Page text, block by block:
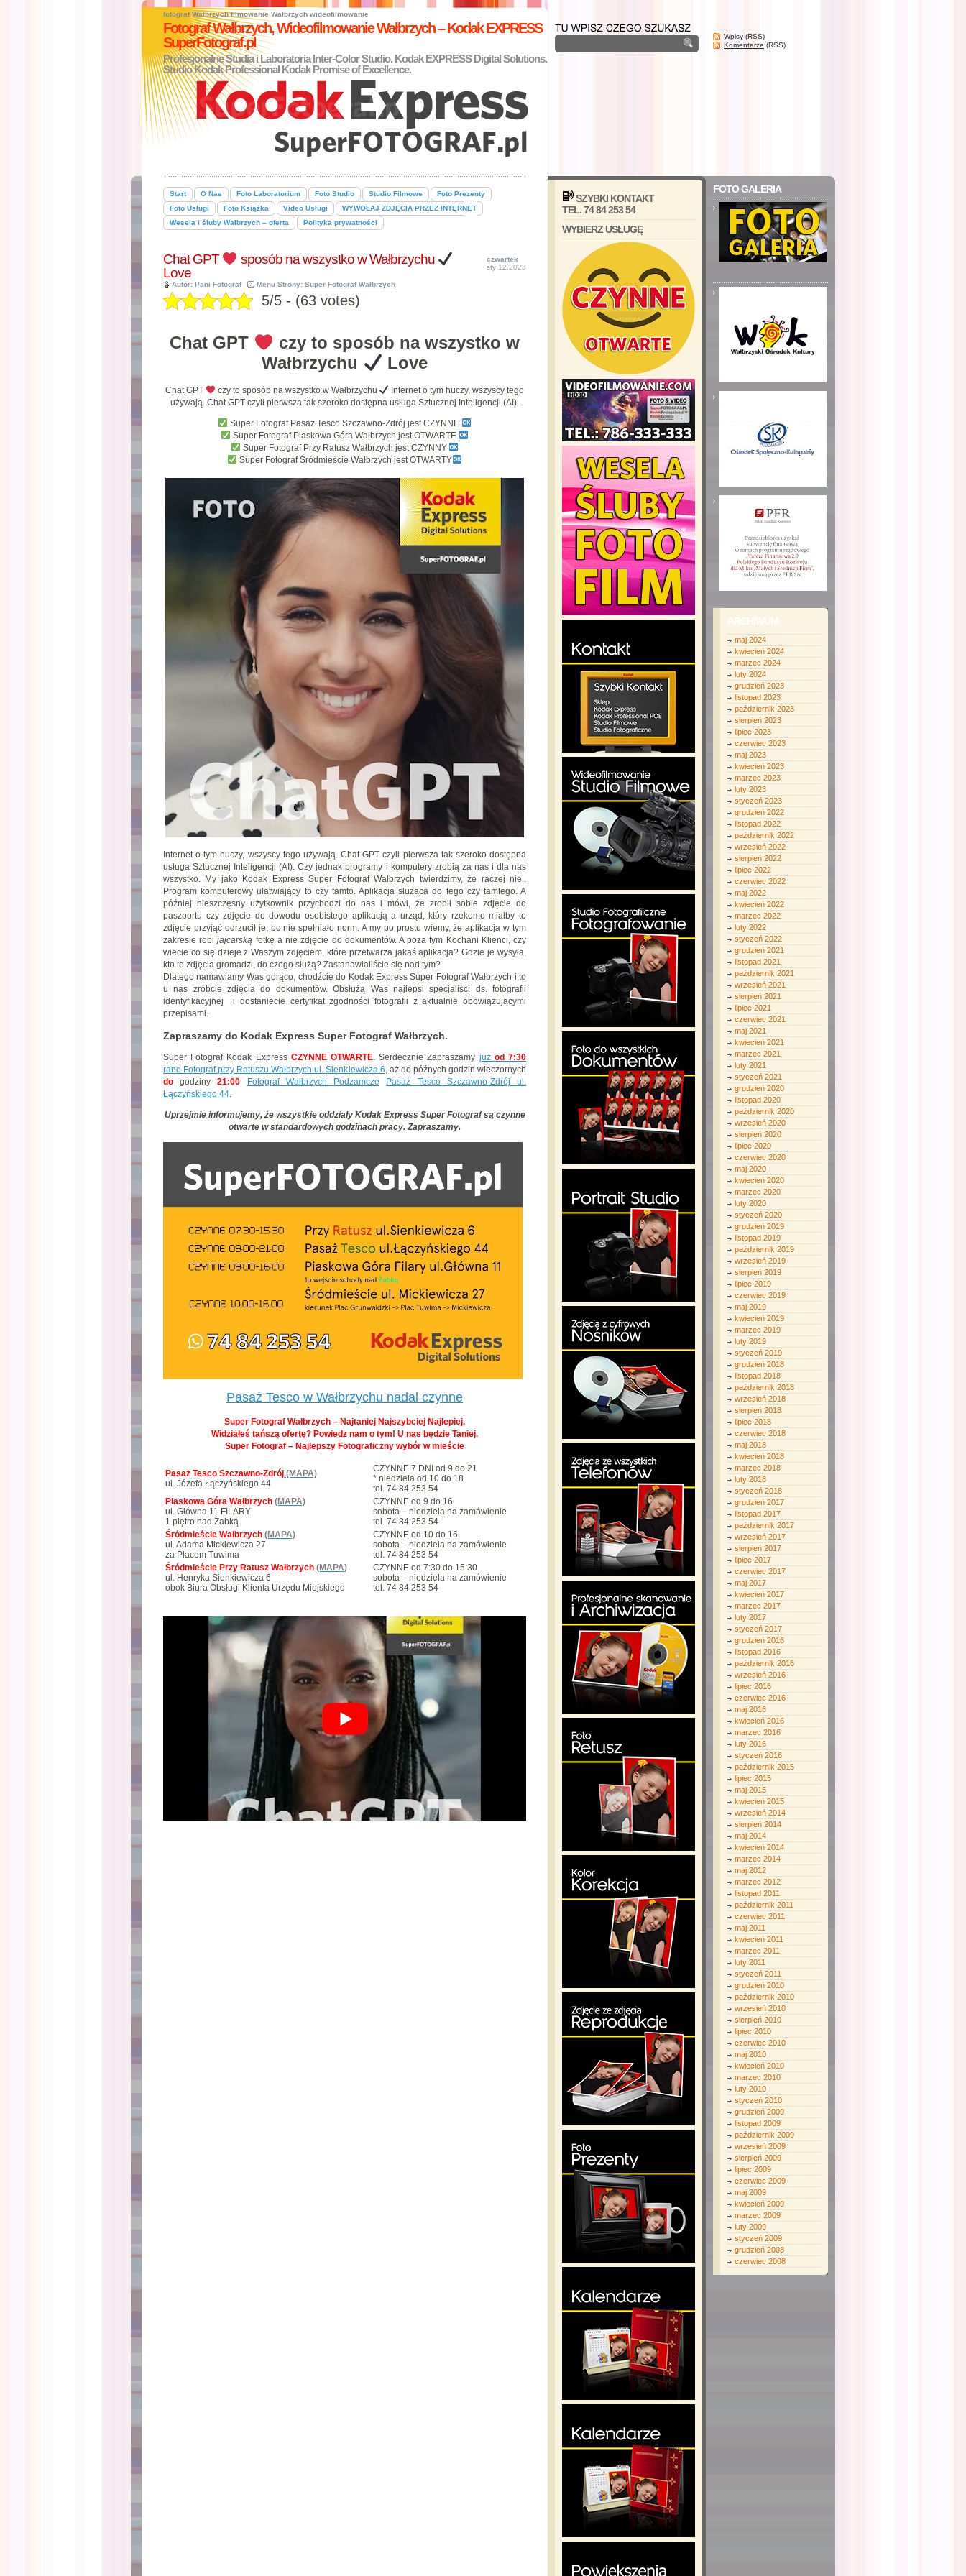
fotograf Wałbrzych filmowanie Wałbrzych wideofilmowanie
Fotograf Wałbrzych, Wideofilmowanie Wałbrzych – Kodak EXPRESS
SuperFotograf.pl
Profesjonalne Studia i Laboratoria Inter-Color Studio. Kodak EXPRESS Digital Solutions.
Studio Kodak Professional Kodak Promise of Excellence.
Wpisy (RSS)
Komentarze (RSS)
Start O Nas Foto Laboratorium Foto Studio Studio Filmowe
Foto Prezenty
Foto Usługi
Foto Książka Video Usługi
WYWOŁAJ ZDJĘCIA PRZEZ INTERNET
Wesela i śluby Wałbrzych – oferta
Polityka prywatności
Chat GPT
sposób na wszystko w Wałbrzychu
Love
Autor: Pani Fotograf Menu Strony: Super Fotograf Wałbrzych
czwartek
sty 12,2023
5/5 - (63 votes)
Chat GPT
czy to sposób na wszystko w
Wałbrzychu
Love
Chat GPT czy to sposób na wszystko w Wałbrzychu
Internet o tym huczy, wszyscy tego
używają. Chat GPT czyli pierwsza tak szeroko dostępna usługa Sztucznej Inteligencji (AI).
Super Fotograf Pasaż Tesco Szczawno-Zdrój jest CZYNNE
Super Fotograf Piaskowa Góra Wałbrzych jest OTWARTE
Super Fotograf Przy Ratusz Wałbrzych jest CZYNNY
Super Fotograf Śródmieście Wałbrzych jest OTWARTY
Internet o tym huczy, wszyscy tego używają. Chat GPT czyli pierwsza tak szeroko dostępna
usługa Sztucznej Inteligencji (AI). Czy jednak programy i komputery zrobią za nas i dla nas
wszystko. My jako Kodak Express Super Fotograf Wałbrzych twierdzimy, że raczej nie..
Program komputerowy ułatwiający to czy tamto. Aplikacja służąca do tego czy tamtego. A
później nieszczęsny użytkownik przychodzi do nas i mówi, że zrobił sobie zdjęcie do
paszportu czy zdjęcie do dowodu osobistego aplikacją a urząd, który rzekomo miałby to
zdjęcie przyjąć odrzucił je, bo nie spełniało norm. A my po prostu wiemy, że aplikacja w tym
zakresie robijajcarską fotkę a nie zdjęcie do dokumentów. A poza tym Kochani Klienci, czy
wiecie co się dzieje z Waszym zdjęciem, które przetwarza jakaś aplikacja? Gdzie je wysyła,
kto te zdjęcia gromadzi, do czego służą? Zastanawialiście się nad tym?
Dlatego namawiamy Was gorąco, chodźcie do Kodak Express Super Fotograf Wałbrzych i to
u nas zróbcie zdjęcia do dokumentów. Obsłużą Was najlepsi specjaliści ds. fotografii
identyfikacyjnej i dostaniecie certyfikat zgodności fotografii z aktualnie obowiązującymi
przepisami.
Zapraszamy do Kodak Express Super Fotograf Wałbrzych.
Super Fotograf Kodak Express CZYNNE OTWARTE. Serdecznie Zapraszamy już od 7:30
rano Fotograf przy Ratuszu Wałbrzych ul. Sienkiewicza 6, aż do późnych godzin wieczornych
do godziny21:00 Fotograf Wałbrzych Podzamcze
Pasaż Tesco Szczawno-Zdrój ul.
Łączyńskiego 44.
Uprzejmie informujemy, że wszystkie oddziały Kodak Express Super Fotograf są czynne
otwarte w standardowych godzinach pracy. Zapraszamy.
Pasaż Tesco w Wałbrzychu nadal czynne
Super Fotograf Wałbrzych – Najtaniej Najszybciej Najlepiej.
Widziałeś tańszą ofertę? Powiedz nam o tym! U nas będzie Taniej.
Super Fotograf – Najlepszy Fotograficzny wybór w mieście
Pasaż Tesco Szczawno-Zdrój (MAPA)
ul. Józefa Łączyńskiego 44
CZYNNE 7 DNI od 9 do 21
* niedziela od 10 do 18
tel. 74 84 253 54
Piaskowa Góra Wałbrzych (MAPA)
ul. Główna 11 FILARY
1 piętro nad Żabką
CZYNNE od 9 do 16
sobota – niedziela na zamówienie
tel. 74 84 253 54
Śródmieście Wałbrzych (MAPA)
ul. Adama Mickiewicza 27
za Placem Tuwima
CZYNNE od 10 do 16
sobota – niedziela na zamówienie
tel. 74 84 253 54
Śródmieście Przy Ratusz Wałbrzych (MAPA)
ul. Henryka Sienkiewicza 6
obok Biura Obsługi Klienta Urzędu Miejskiego
CZYNNE od 7:30 do 15:30
sobota – niedziela na zamówienie
tel. 74 84 253 54
SZYBKI KONTAKT
TEL. 74 84 253 54
WYBIERZ USŁUGĘ
FOTO GALERIA
ARCHIWUM
maj 2024
kwiecień 2024
marzec 2024
luty 2024
grudzień 2023
listopad 2023
październik 2023
sierpień 2023
lipiec 2023
czerwiec 2023
maj 2023
kwiecień 2023
marzec 2023
luty 2023
styczeń 2023
grudzień 2022
listopad 2022
październik 2022
wrzesień 2022
sierpień 2022
lipiec 2022
czerwiec 2022
maj 2022
kwiecień 2022
marzec 2022
luty 2022
styczeń 2022
grudzień 2021
listopad 2021
październik 2021
wrzesień 2021
sierpień 2021
lipiec 2021
czerwiec 2021
maj 2021
kwiecień 2021
marzec 2021
luty 2021
styczeń 2021
grudzień 2020
listopad 2020
październik 2020
wrzesień 2020
sierpień 2020
lipiec 2020
czerwiec 2020
maj 2020
kwiecień 2020
marzec 2020
luty 2020
styczeń 2020
grudzień 2019
listopad 2019
październik 2019
wrzesień 2019
sierpień 2019
lipiec 2019
czerwiec 2019
maj 2019
kwiecień 2019
marzec 2019
luty 2019
styczeń 2019
grudzień 2018
listopad 2018
październik 2018
wrzesień 2018
sierpień 2018
lipiec 2018
czerwiec 2018
maj 2018
kwiecień 2018
marzec 2018
luty 2018
styczeń 2018
grudzień 2017
listopad 2017
październik 2017
wrzesień 2017
sierpień 2017
lipiec 2017
czerwiec 2017
maj 2017
kwiecień 2017
marzec 2017
luty 2017
styczeń 2017
grudzień 2016
listopad 2016
październik 2016
wrzesień 2016
lipiec 2016
czerwiec 2016
maj 2016
kwiecień 2016
marzec 2016
luty 2016
styczeń 2016
październik 2015
lipiec 2015
maj 2015
kwiecień 2015
wrzesień 2014
sierpień 2014
maj 2014
kwiecień 2014
marzec 2014
maj 2012
marzec 2012
listopad 2011
październik 2011
czerwiec 2011
maj 2011
kwiecień 2011
marzec 2011
luty 2011
styczeń 2011
grudzień 2010
październik 2010
wrzesień 2010
sierpień 2010
lipiec 2010
czerwiec 2010
maj 2010
kwiecień 2010
marzec 2010
luty 2010
styczeń 2010
grudzień 2009
listopad 2009
październik 2009
wrzesień 2009
sierpień 2009
lipiec 2009
czerwiec 2009
maj 2009
kwiecień 2009
marzec 2009
luty 2009
styczeń 2009
grudzień 2008
czerwiec 2008